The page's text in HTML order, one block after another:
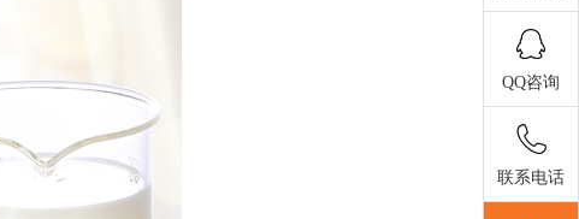
QQ咨询
联系电话